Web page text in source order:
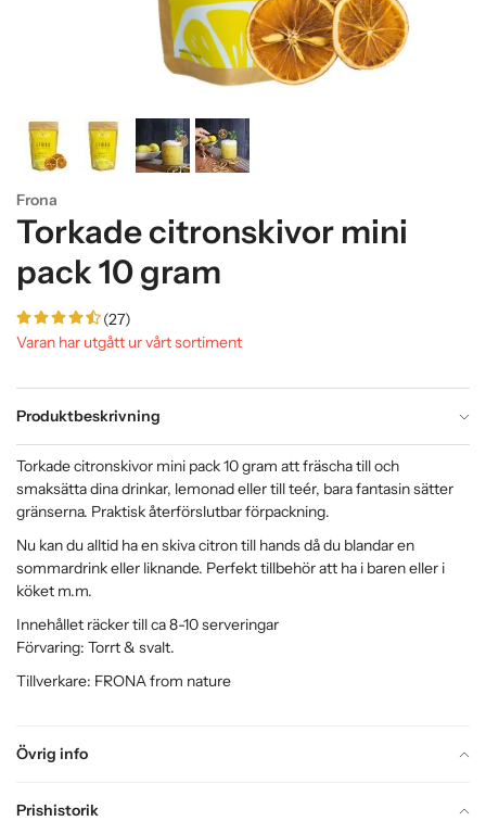
Frona
Torkade citronskivor mini
pack 10 gram
(27)
Varan har utgått ur vårt sortiment
Produktbeskrivning
Övrig info
Prishistorik
Torkade citronskivor mini pack 10 gram att fräscha till och
smaksätta dina drinkar, lemonad eller till teér, bara fantasin sätter
gränserna. Praktisk återförslutbar förpackning.
Nu kan du alltid ha en skiva citron till hands då du blandar en
sommardrink eller liknande. Perfekt tillbehör att ha i baren eller i
köket m.m.
Innehållet räcker till ca 8-10 serveringar
Förvaring: Torrt & svalt.
Tillverkare: FRONA from nature